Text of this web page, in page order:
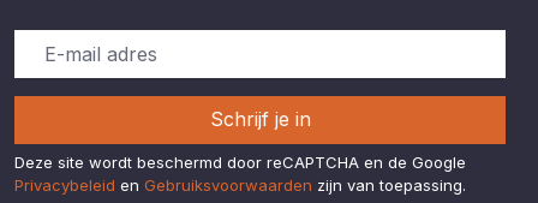
Schrijf je in
Deze site wordt beschermd door reCAPTCHA en de Google
Privacybeleid en Gebruiksvoorwaarden zijn van toepassing.